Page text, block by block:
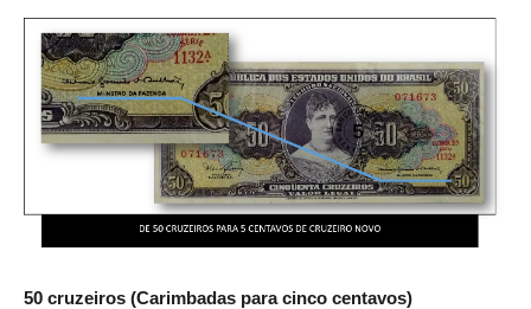
50 cruzeiros (Carimbadas para cinco centavos)